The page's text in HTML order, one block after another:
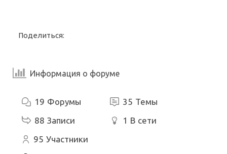
Поделиться:
Информация о форуме
19 Форумы 35 Темы
88 Записи 1 В сети
95 Участники